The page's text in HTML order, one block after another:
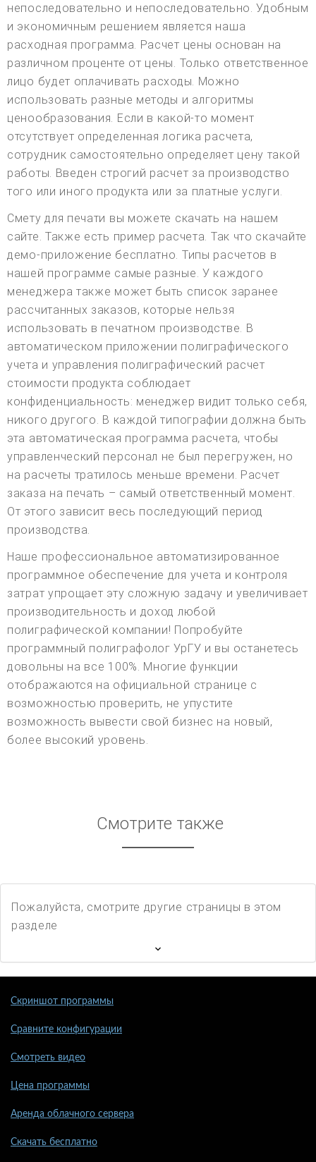
непоследовательно и непоследовательно. Удобным
и экономичным решением является наша
расходная программа. Расчет цены основан на
различном проценте от цены. Только ответственное
лицо будет оплачивать расходы. Можно
использовать разные методы и алгоритмы
ценообразования. Если в какой-то момент
отсутствует определенная логика расчета,
сотрудник самостоятельно определяет цену такой
работы. Введен строгий расчет за производство
того или иного продукта или за платные услуги.
Смету для печати вы можете скачать на нашем
сайте. Также есть пример расчета. Так что скачайте
демо-приложение бесплатно. Типы расчетов в
нашей программе самые разные. У каждого
менеджера также может быть список заранее
рассчитанных заказов, которые нельзя
использовать в печатном производстве. В
автоматическом приложении полиграфического
учета и управления полиграфический расчет
стоимости продукта соблюдает
конфиденциальность: менеджер видит только себя,
никого другого. В каждой типографии должна быть
эта автоматическая программа расчета, чтобы
управленческий персонал не был перегружен, но
на расчеты тратилось меньше времени. Расчет
заказа на печать – самый ответственный момент.
От этого зависит весь последующий период
производства.
Наше профессиональное автоматизированное
программное обеспечение для учета и контроля
затрат упрощает эту сложную задачу и увеличивает
производительность и доход любой
полиграфической компании! Попробуйте
программный полиграфолог УрГУ и вы останетесь
довольны на все 100%. Многие функции
отображаются на официальной странице с
возможностью проверить, не упустите
возможность вывести свой бизнес на новый,
более высокий уровень.
Смотрите также
Пожалуйста, смотрите другие страницы в этом
разделе
Скриншот программы
Сравните конфигурации
Смотреть видео
Цена программы
Аренда облачного сервера
Скачать бесплатно